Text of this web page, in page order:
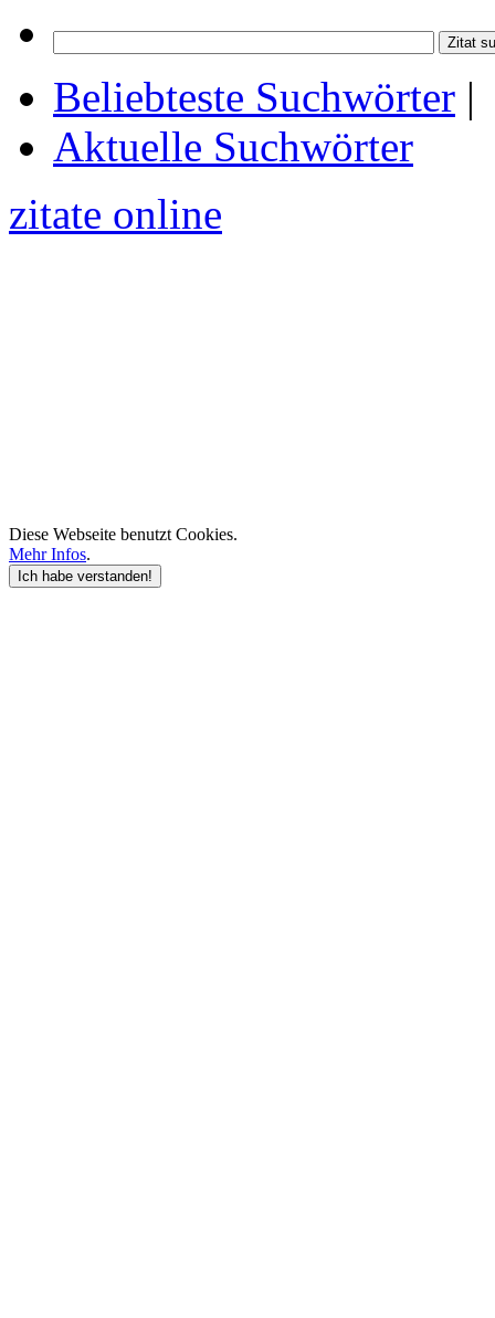
Beliebteste Suchwörter |
Aktuelle Suchwörter
zitate online
Diese Webseite benutzt Cookies.
Mehr Infos.
Ich habe verstanden!